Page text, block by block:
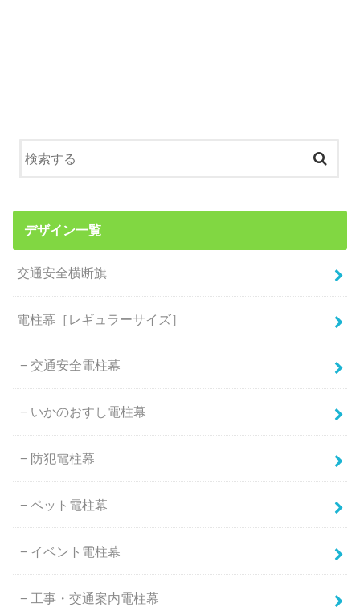
デザイン一覧
交通安全横断旗
電柱幕［レギュラーサイズ］
交通安全電柱幕
いかのおすし電柱幕
防犯電柱幕
ペット電柱幕
イベント電柱幕
工事・交通案内電柱幕